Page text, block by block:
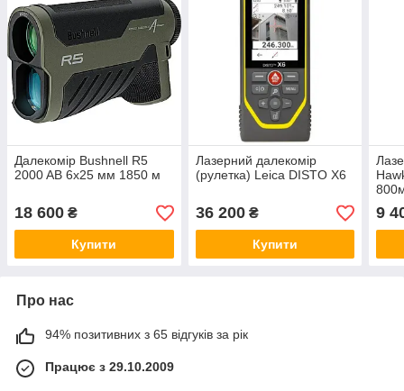
Далекомір Bushnell R5
2000 AB 6x25 мм 1850 м
18 600 ₴
Купити
Лазерний далекомір
(рулетка) Leica DISTO X6
36 200₴
Купити
9
Про нас
94% позитивних з 65 відгуків за рік
Працює з 29.10.2009